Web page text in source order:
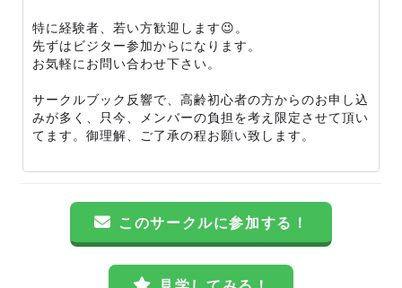
特に経験者、若い方歓迎します😉。
先ずはビジター参加からになります。
お気軽にお問い合わせ下さい。
サークルブック反響で、高齢初心者の方からのお申し込
みが多く、只今、メンバーの負担を考え限定させて頂い
てます。御理解、ご了承の程お願い致します。
このサークルに参加する！